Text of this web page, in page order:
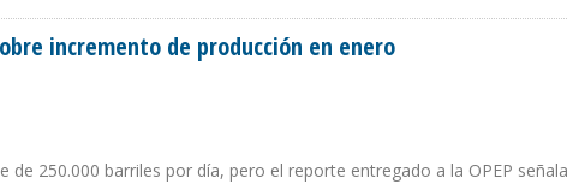
incremento de producción en enero
250.000 barriles por día, pero el reporte entregado a la OPEP